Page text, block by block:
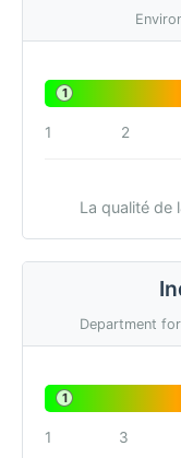
1
1 2
La qualité de
Department
1
1 3